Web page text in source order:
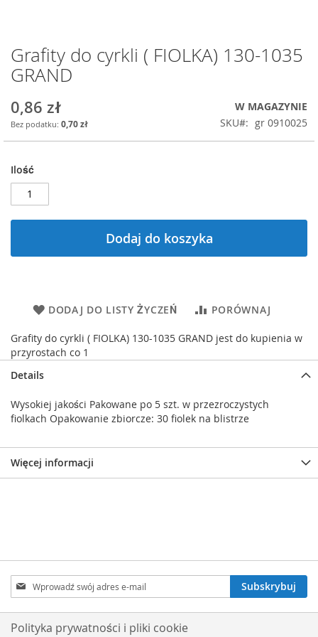
Przejdź
na
początek
Grafity do cyrkli ( FIOLKA) 130-1035
GRAND
0,86 zł
0,70 zł
W MAGAZYNIE
SKU
gr 0910025
Ilość
Dodaj do koszyka
DODAJ DO LISTY ŻYCZEŃ PORÓWNAJ
Grafity do cyrkli ( FIOLKA) 130-1035 GRAND jest do kupienia w
przyrostach co 1
Details
Wysokiej jakości Pakowane po 5 szt. w przezroczystych
fiolkach Opakowanie zbiorcze: 30 fiolek na blistrze
Więcej informacji
Subskrybuj
nasz
newsletter:
Subskrybuj
Polityka prywatności i pliki cookie